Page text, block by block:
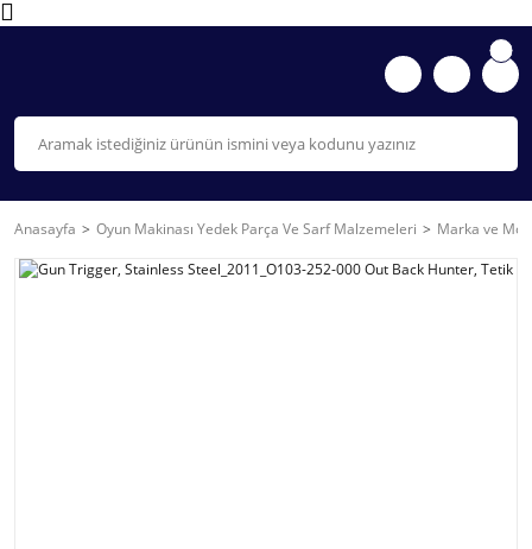
Anasayfa Oyun Makinası Yedek Parça Ve Sarf Malzemeleri Marka ve